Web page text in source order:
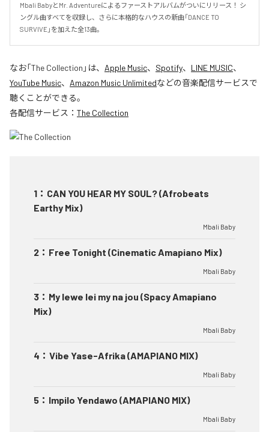
Mbali BabyとMr. Adventureによるファーストアルバムがついにリリース！ シ
ングル曲すべてを収録し、さらに本格的なハウスの新曲「DANCE TO
SURVIVE」を加えた全13曲。
なお「The Collection 」は、 Apple Music、 Spotify、 LINE MUSIC、
YouTube Music、 Amazon Music Unlimitedなどの音楽配信サービスで
聴くことができる。
各配信サービス： The Collection
1 ： CAN YOU HEAR MY SOUL? (Afrobeats
Earthy Mix)
Mbali Baby
2 ： Free Tonight (Cinematic Amapiano Mix)
Mbali Baby
3 ： My lewe lei my na jou (Spacy Amapiano
Mix)
Mbali Baby
4 ： Vibe Yase-Afrika (AMAPIANO MIX)
Mbali Baby
5 ： Impilo Yendawo (AMAPIANO MIX)
Mbali Baby